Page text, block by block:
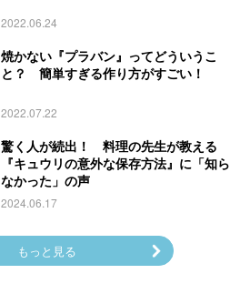
2022.06.24
焼かない『プラバン』ってどういうこ
と？ 簡単すぎる作り方がすごい！
2022.07.22
驚く人が続出！ 料理の先生が教える
『キュウリの意外な保存方法』に「知ら
なかった」の声
2024.06.17
もっと見る